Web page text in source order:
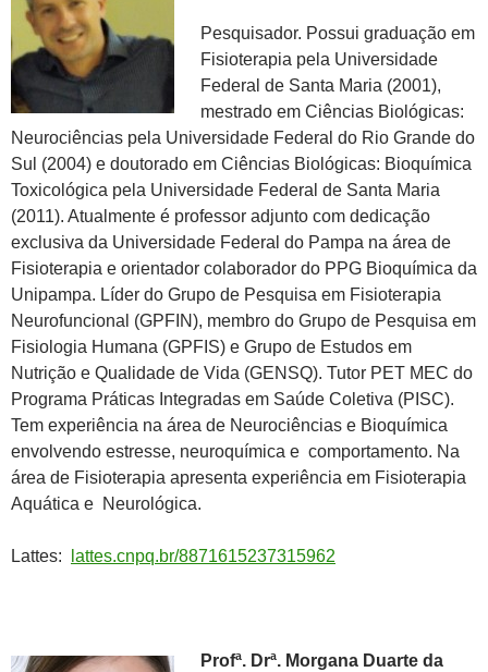
Pesquisador. Possui graduação em
Fisioterapia pela Universidade
Federal de Santa Maria (2001),
mestrado em Ciências Biológicas:
Neurociências pela Universidade Federal do Rio Grande do
Sul (2004) e doutorado em Ciências Biológicas: Bioquímica
Toxicológica pela Universidade Federal de Santa Maria
(2011). Atualmente é professor adjunto com dedicação
exclusiva da Universidade Federal do Pampa na área de
Fisioterapia e orientador colaborador do PPG Bioquímica da
Unipampa. Líder do Grupo de Pesquisa em Fisioterapia
Neurofuncional (GPFIN), membro do Grupo de Pesquisa em
Fisiologia Humana (GPFIS) e Grupo de Estudos em
Nutrição e Qualidade de Vida (GENSQ). Tutor PET MEC do
Programa Práticas Integradas em Saúde Coletiva (PISC).
Tem experiência na área de Neurociências e Bioquímica
envolvendo estresse, neuroquímica e comportamento. Na
área de Fisioterapia apresenta experiência em Fisioterapia
Aquática e Neurológica.
Lattes: lattes.cnpq.br/8871615237315962
Profª. Drª. Morgana Duarte da